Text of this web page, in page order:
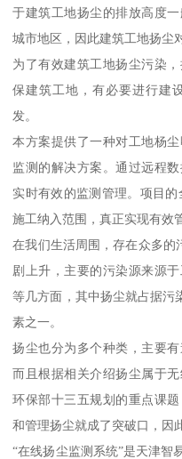
于建筑工地扬尘的排放高度
城市地区，因此建筑工地扬尘
为了有效建筑工地扬尘污染
保建筑工地，有必要进行建
发。
本方案提供了一种对工地杨
监测的解决方案。通过远程
实时有效的监测管理。项目
施工纳入范围，真正实现有效
在我们生活周围，存在众多的
剧上升，主要的污染源来源
等几方面，其中扬尘就占据污
素之一。
扬尘也分为多个种类，主要
而且根据相关介绍扬尘属于
环保部十三五规划的重点课
和管理扬尘就成了突破口，因
“在线扬尘监测系统”是天津智